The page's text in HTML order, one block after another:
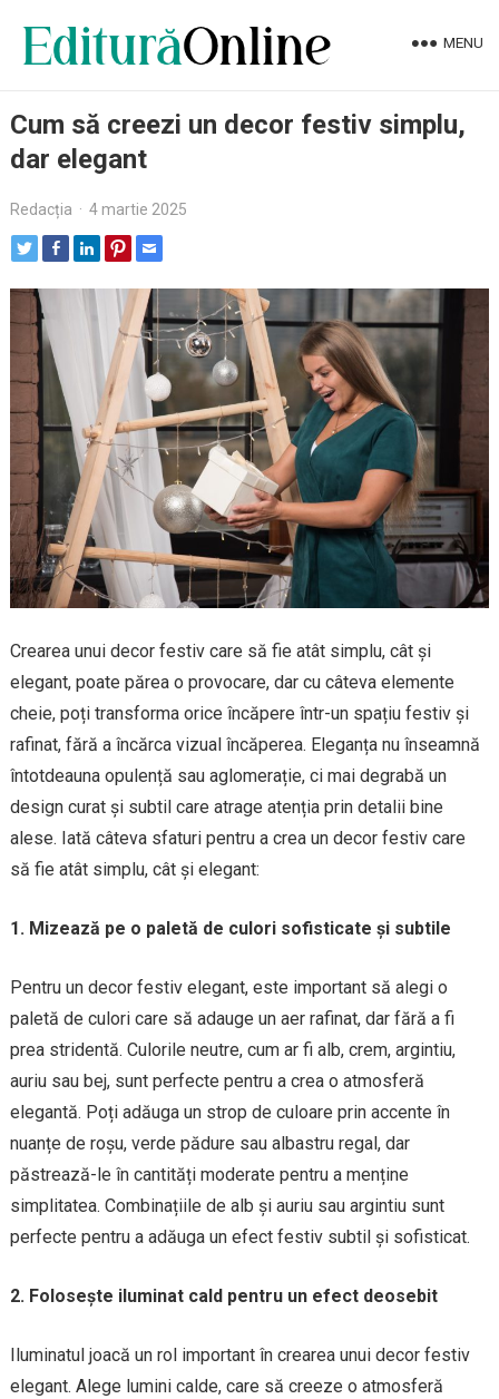
MENU
Cum să creezi un decor festiv simplu,
dar elegant
Redacția · 4 martie 2025
Crearea unui decor festiv care să fie atât simplu, cât și
elegant, poate părea o provocare, dar cu câteva elemente
cheie, poți transforma orice încăpere într-un spațiu festiv și
rafinat, fără a încărca vizual încăperea. Eleganța nu înseamnă
întotdeauna opulență sau aglomerație, ci mai degrabă un
design curat și subtil care atrage atenția prin detalii bine
alese. Iată câteva sfaturi pentru a crea un decor festiv care
să fie atât simplu, cât și elegant:
1. Mizează pe o paletă de culori sofisticate și subtile
Pentru un decor festiv elegant, este important să alegi o
paletă de culori care să adauge un aer rafinat, dar fără a fi
prea stridentă. Culorile neutre, cum ar fi alb, crem, argintiu,
auriu sau bej, sunt perfecte pentru a crea o atmosferă
elegantă. Poți adăuga un strop de culoare prin accente în
nuanțe de roșu, verde pădure sau albastru regal, dar
păstrează-le în cantități moderate pentru a menține
simplitatea. Combinațiile de alb și auriu sau argintiu sunt
perfecte pentru a adăuga un efect festiv subtil și sofisticat.
2. Folosește iluminat cald pentru un efect deosebit
Iluminatul joacă un rol important în crearea unui decor festiv
elegant. Alege lumini calde, care să creeze o atmosferă